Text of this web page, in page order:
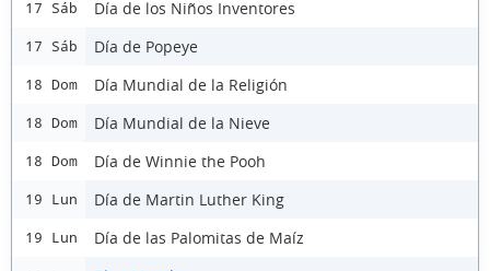
17 Sáb Día de los Niños Inventores
17 Sáb Día de Popeye
18 Dom Día Mundial de la Religión
18 Dom Día Mundial de la Nieve
18 Dom Día de Winnie the Pooh
19 Lun Día de Martin Luther King
19 Lun Día de las Palomitas de Maíz